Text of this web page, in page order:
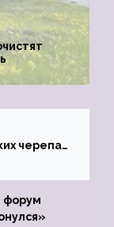
черепах
форум